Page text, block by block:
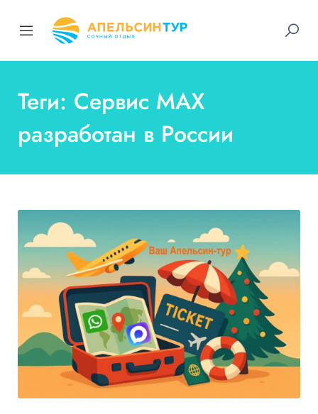
Теги: Сервис MAX
разработан в России